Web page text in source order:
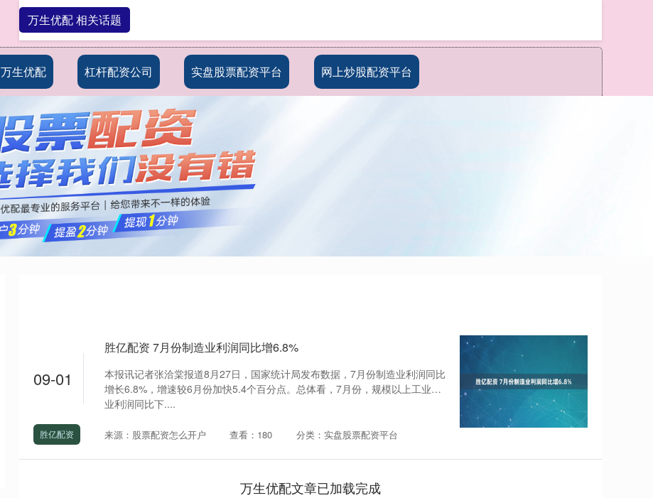
万生优配 杠杆配资公司 实盘股票配资平台 网上炒股配资平台
万生优配 相关话题
09-01
胜亿配资 7月份制造业利润同比增6.8%
本报讯记者张洽棠报道8月27日，国家统计局发布数据，7月份制造业利润同比
增长6.8%，增速较6月份加快5.4个百分点。总体看，7月份，规模以上工业企
业利润同比下....
胜亿配资 来源：股票配资怎么开户 查看：180 分类：实盘股票配资平台
万生优配文章已加载完成